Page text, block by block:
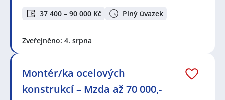
37 400 – 90 000 Kč Plný úvazek
Zveřejněno: 4. srpna
Montér/ka ocelových
konstrukcí – Mzda až 70 000,-